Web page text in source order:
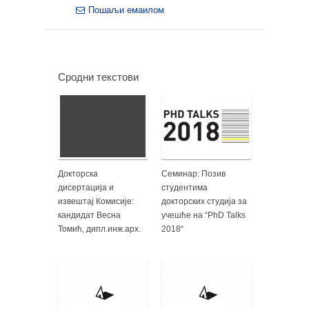
Пошаљи емаилом
Сродни текстови
Докторска
дисертација и
извештај Комисије:
кандидат Весна
Томић, дипл.инж.арх.
Семинар: Позив
студентима
докторских студија за
учешће на “PhD Talks
2018“